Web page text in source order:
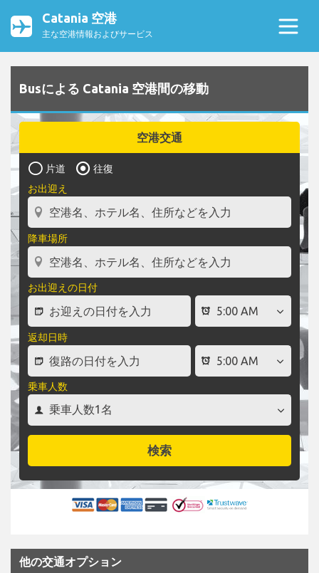
Catania 空港
主な空港情報およびサービス
Busによる Catania 空港間の移動
空港交通
片道
往復
お出迎え
降車場所
お出迎えの日付
返却日時
乗車人数
検索
他の交通オプション